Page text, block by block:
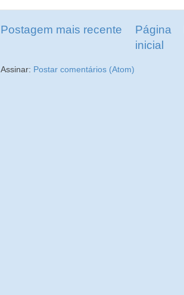
Postagem mais recente
Página
inicial
Assinar: Postar comentários (Atom)